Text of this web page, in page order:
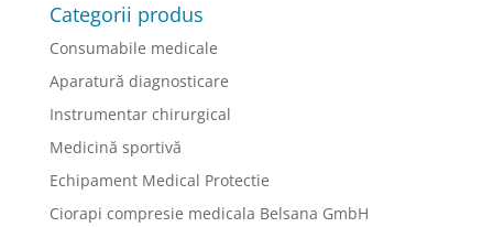
Categorii produs
Consumabile medicale
Aparatură diagnosticare
Instrumentar chirurgical
Medicină sportivă
Echipament Medical Protectie
Ciorapi compresie medicala Belsana GmbH